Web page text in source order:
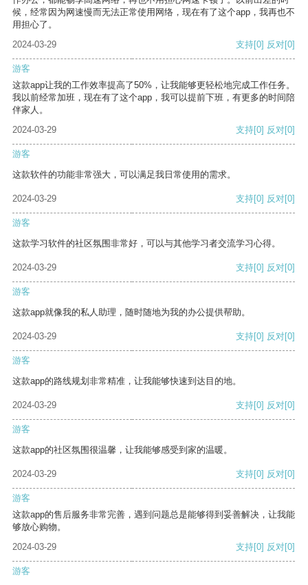
候，经常因为网速慢而无法正常使用网络，现在有了这个app，我再也不
用担心了。
2024-03-29
支持[0] 反对[0]
游客
这款app让我的工作效率提高了50%，让我能够更轻松地完成工作任务。
我以前经常加班，现在有了这个app，我可以提前下班，有更多的时间陪
伴家人。
2024-03-29
支持[0] 反对[0]
游客
这款软件的功能非常强大，可以满足我日常使用的需求。
2024-03-29 支持[0] 反对[0]
游客
这款学习软件的社区氛围非常好，可以与其他学习者交流学习心得。
2024-03-29 支持[0] 反对[0]
游客
这款app就像我的私人助理，随时随地为我的办公提供帮助。
2024-03-29 支持[0] 反对[0]
游客
这款app的路线规划非常精准，让我能够快速到达目的地。
2024-03-29 支持[0] 反对[0]
游客
这款app的社区氛围很温馨，让我能够感受到家的温暖。
2024-03-29 支持[0] 反对[0]
游客
这款app的售后服务非常完善，遇到问题总是能够得到妥善解决，让我能
够放心购物。
2024-03-29
支持[0] 反对[0]
游客